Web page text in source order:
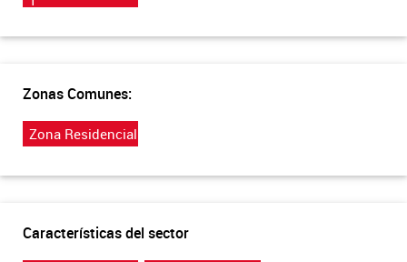
Zonas Comunes:
Zona Residencial
Características del sector